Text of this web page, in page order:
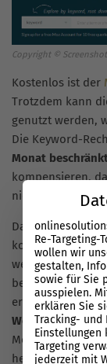
Copyright ©
Kostenlos ist der
Trotzdem kann
genutzt werden,
Die Keyword-
Monat
kompensieren,
nicht vorhanden
Das bedeutet,
kostenlos
wenn die
bereits erschöpft
erfolgen muss.
Wert, sondern
Metriken wie
helfen allerdings
Re-
wollen wir
gestalten,
sowie für Sie
ausspielen.
erklären Sie
Tracking- und
Einstellungen
Targeting
jederzeit mit